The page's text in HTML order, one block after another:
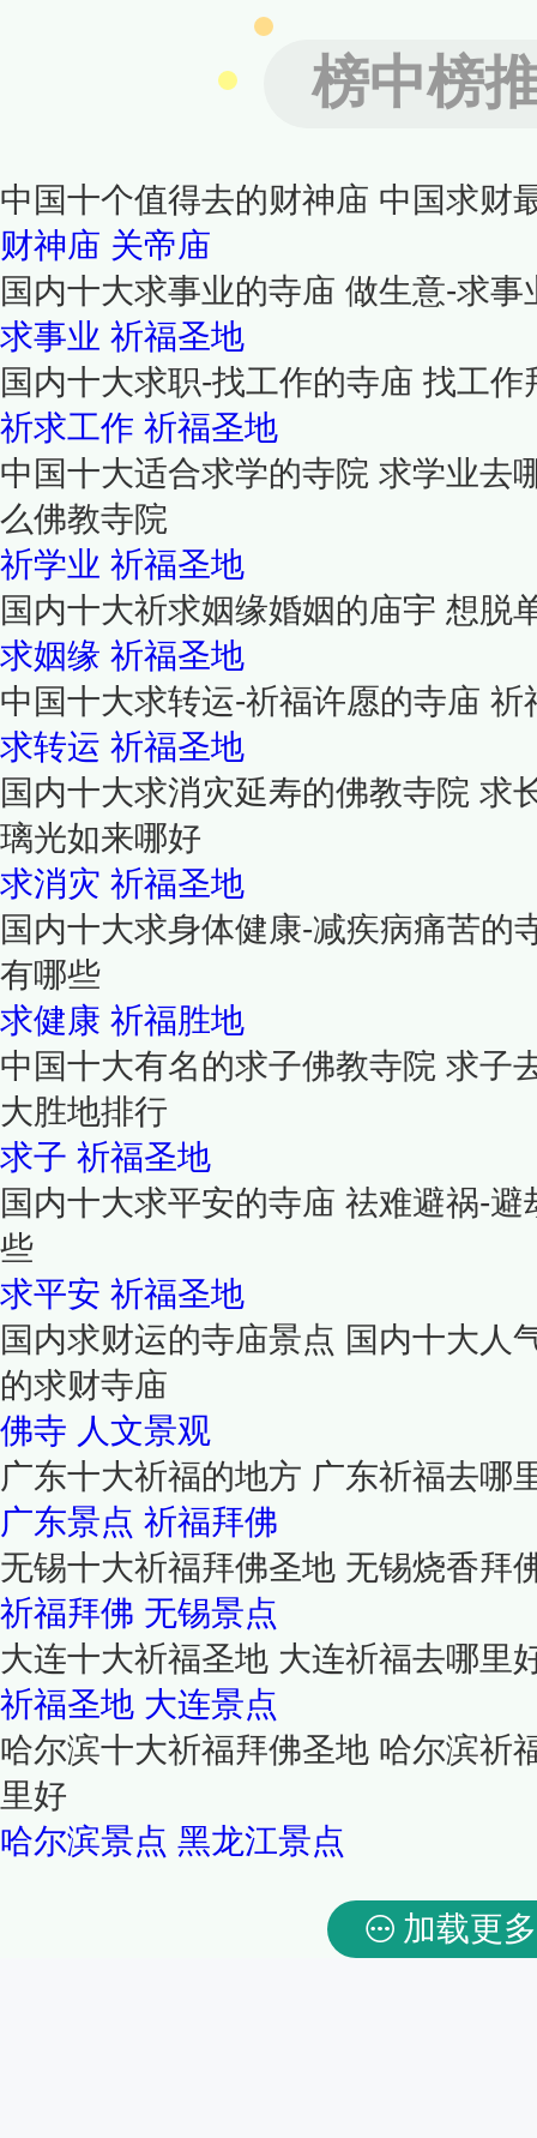
榜中榜
中国十个值得去的财神庙 中国求财
财神庙 关帝庙
国内十大求事业的寺庙 做生意-求
求事业 祈福圣地
国内十大求职-找工作的寺庙 找工作
祈求工作 祈福圣地
中国十大适合求学的寺院 求学业去
么佛教寺院
祈学业 祈福圣地
国内十大祈求姻缘婚姻的庙宇 想脱
求姻缘 祈福圣地
中国十大求转运-祈福许愿的寺庙 祈
求转运 祈福圣地
国内十大求消灾延寿的佛教寺院 求
璃光如来哪好
求消灾 祈福圣地
国内十大求身体健康-减疾病痛苦的
有哪些
求健康 祈福胜地
中国十大有名的求子佛教寺院 求子
大胜地排行
求子 祈福圣地
国内十大求平安的寺庙 祛难避祸-
些
求平安 祈福圣地
国内求财运的寺庙景点 国内十大人
的求财寺庙
佛寺 人文景观
广东十大祈福的地方 广东祈福去哪
广东景点 祈福拜佛
无锡十大祈福拜佛圣地 无锡烧香拜
祈福拜佛 无锡景点
大连十大祈福圣地 大连祈福去哪里
祈福圣地 大连景点
哈尔滨十大祈福拜佛圣地 哈尔滨祈
里好
哈尔滨景点 黑龙江景点
加载更多